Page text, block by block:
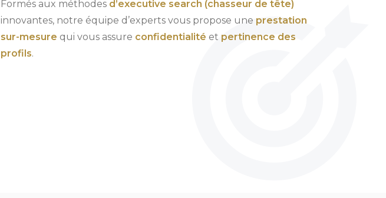
Formés aux méthodes d’executive search (chasseur de tête)
innovantes, notre équipe d’experts vous propose une prestation
sur-mesure qui vous assure confidentialité et pertinence des
profils.